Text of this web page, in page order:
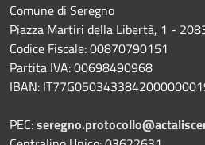
Comune di Seregno
Piazza Martiri della Libertà, 1 -
Codice Fiscale: 00870790151
Partita IVA: 00698490968
IBAN:
PEC: